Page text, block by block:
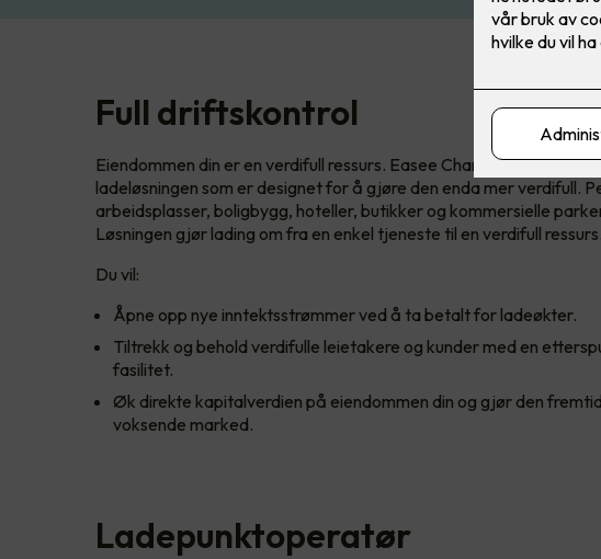
Full driftskontrol
Eiendommen din er en verdifull ressurs. Easee Charge Pro er den
ladeløsningen som er designet for å gjøre den enda mer verdifull.
arbeidsplasser, boligbygg, hoteller, butikker og kommersielle
Løsningen gjør lading om fra en enkel tjeneste til en verdifull ressurs.
Du vil:
Åpne opp nye inntektsstrømmer ved å ta betalt for ladeøkter.
Tiltrekk og behold verdifulle leietakere og kunder med en
fasilitet.
Øk direkte kapitalverdien på eiendommen din og gjør den
voksende marked.
Ladepunktoperatør